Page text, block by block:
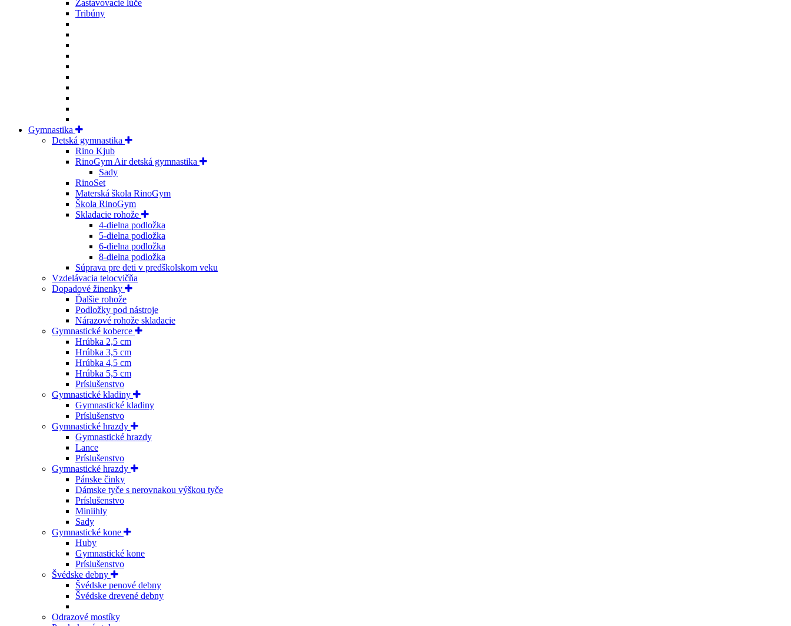
Zastavovacie lúče
Tribúny
Gymnastika
Detská gymnastika
Rino Kjub
RinoGym Air detská gymnastika
Sady
RinoSet
Materská škola RinoGym
Škola RinoGym
Skladacie rohože
4-dielna podložka
5-dielna podložka
6-dielna podložka
8-dielna podložka
Súprava pre deti v predškolskom veku
Vzdelávacia telocvičňa
Dopadové žinenky
Ďalšie rohože
Podložky pod nástroje
Nárazové rohože skladacie
Gymnastické koberce
Hrúbka 2,5 cm
Hrúbka 3,5 cm
Hrúbka 4,5 cm
Hrúbka 5,5 cm
Príslušenstvo
Gymnastické kladiny
Gymnastické kladiny
Príslušenstvo
Gymnastické hrazdy
Gymnastické hrazdy
Lance
Príslušenstvo
Gymnastické hrazdy
Pánske činky
Dámske tyče s nerovnakou výškou tyče
Príslušenstvo
Miniihly
Sady
Gymnastické kone
Huby
Gymnastické kone
Príslušenstvo
Švédske debny
Švédske penové debny
Švédske drevené debny
Odrazové mostíky